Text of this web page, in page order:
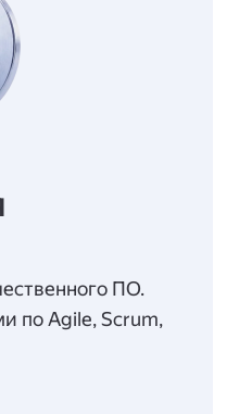
ПО.
по Agile, Scrum,